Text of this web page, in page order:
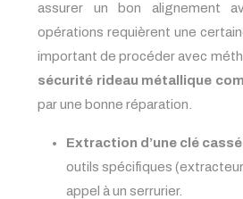
assurer un bon alignement
opérations requièrent une
important de procéder avec
sécurité rideau métallique
par une bonne réparation.
Extraction d’une clé
outils spécifiques
appel à un serrurier.